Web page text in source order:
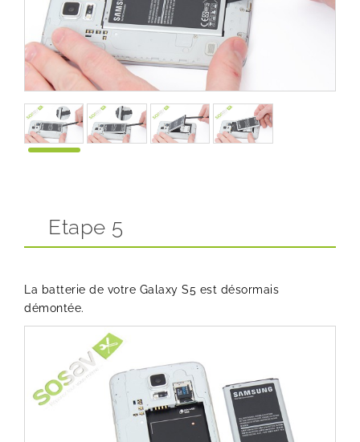
Etape 5
La batterie de votre Galaxy S5 est désormais
démontée.